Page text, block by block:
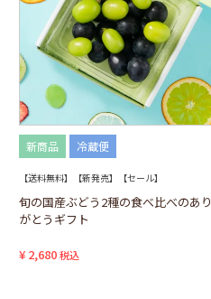
新商品 冷蔵便
【送料無料】【新発売】【セール】
旬の国産ぶどう2種の食べ比べのあり
がとうギフト
¥ 2,680 税込